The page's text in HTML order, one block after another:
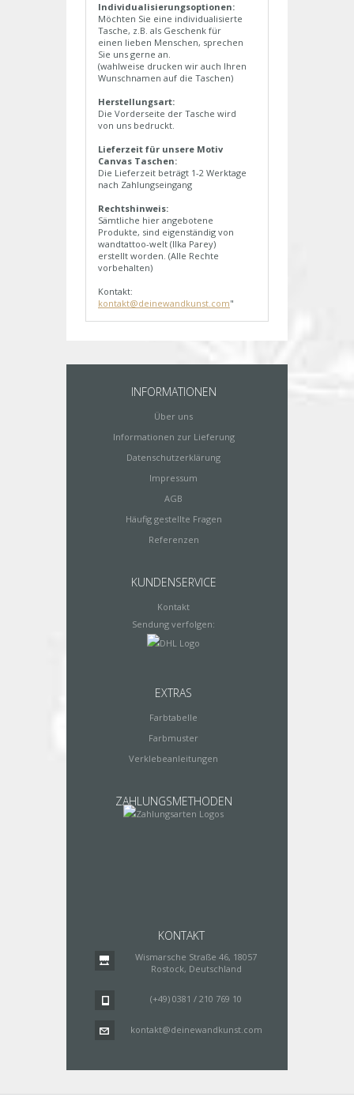
Individualisierungsoptionen:
Möchten Sie eine individualisierte
Tasche, z.B. als Geschenk für
einen lieben Menschen, sprechen
Sie uns gerne an.
(wahlweise drucken wir auch Ihren
Wunschnamen auf die Taschen)
Herstellungsart:
Die Vorderseite der Tasche wird
von uns bedruckt.
Lieferzeit für unsere Motiv
Canvas Taschen:
Die Lieferzeit beträgt 1-2 Werktage
nach Zahlungseingang
Rechtshinweis:
Sämtliche hier angebotene
Produkte, sind eigenständig von
wandtattoo-welt (Ilka Parey)
erstellt worden. (Alle Rechte
vorbehalten)
Kontakt:
kontakt@deinewandkunst.com"
INFORMATIONEN
Über uns
Informationen zur Lieferung
Datenschutzerklärung
Impressum
AGB
Häufig gestellte Fragen
Referenzen
KUNDENSERVICE
Kontakt
Sendung verfolgen:
EXTRAS
Farbtabelle
Farbmuster
Verklebeanleitungen
ZAHLUNGSMETHODEN
KONTAKT
Wismarsche Straße 46, 18057
Rostock, Deutschland
(+49) 0381 / 210 769 10
kontakt@deinewandkunst.com